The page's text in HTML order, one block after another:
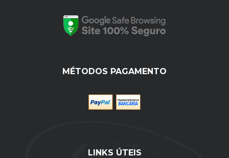
MÉTODOS PAGAMENTO
LINKS ÚTEIS